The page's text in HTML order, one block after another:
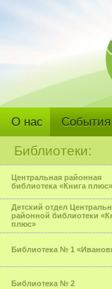
О нас События
Библиотеки:
Центральная районная
библиотека «Книга плюс»
Детский отдел
районной библиотеки
плюс»
Библиотека № 1
Библиотека № 2